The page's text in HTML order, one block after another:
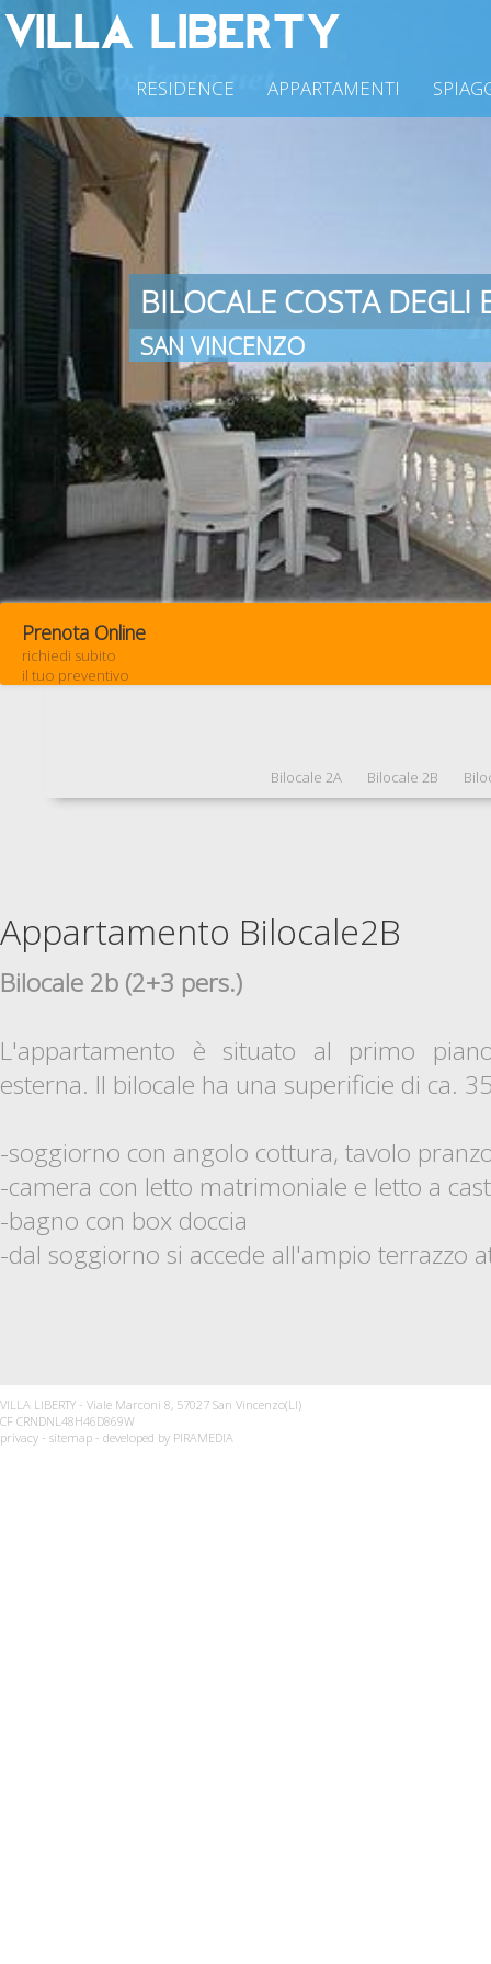
APPARTAMENTI
RESIDENCE
BILOCALE COSTA DEGLI
SAN VINCENZO
Prenota Online
richiedi subito
il tuo preventivo
Bilocale 2A Bilocale 2B
Appartamento Bilocale2B
Bilocale 2b (2+3 pers.)
L'appartamento è situato al primo
esterna. Il bilocale ha una superificie di ca.
-soggiorno con angolo cottura, tavolo
-camera con letto matrimoniale e letto a
-bagno con box doccia
-dal soggiorno si accede all'ampio terrazzo
VILLA LIBERTY - Viale Marconi 8, 57027 San Vincenzo(LI)
CF CRNDNL48H46D869W
privacy - sitemap - developed by PIRAMEDIA